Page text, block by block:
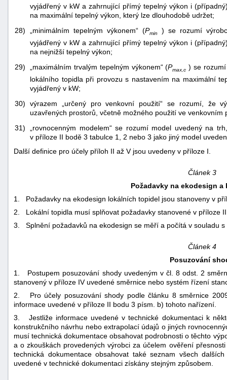
vyjádřený v kW a zahrnující přímý tepelný výkon i
na maximální tepelný výkon, který lze dlouhodobě udržet;
28)
„minimálním tepelným výkonem“ (Pmin
) se rozumí
vyjádřený v kW a zahrnující přímý tepelný výkon i
na nejnižší tepelný výkon;
29)
„maximálním trvalým tepelným výkonem“ (Pmax,c ) se
lokálního topidla při provozu s nastavením na maximální
vyjádřený v kW;
30)
výrazem „určený pro venkovní použití“ se rozumí, že
uzavřených prostorů, včetně možného použití ve venkovním
31)
„rovnocenným modelem“ se rozumí model uvedený na
v příloze II bodě 3 tabulce 1, 2 nebo 3 jako jiný model
Další definice pro účely příloh II až V jsou uvedeny v příloze I.
Článek 3
Požadavky na ekodesign a
1. Požadavky na ekodesign lokálních topidel jsou stanoveny v
2. Lokální topidla musí splňovat požadavky stanovené v příloze
3. Splnění požadavků na ekodesign se měří a počítá v souladu
Článek 4
Posuzování
1. Postupem posuzování shody uvedeným v čl. 8 odst. 2
stanovený v příloze IV uvedené směrnice nebo systém řízení
2. Pro účely posuzování shody podle článku 8 směrnice
informace uvedené v příloze II bodu 3 písm. b) tohoto nařízení.
3. Jestliže informace uvedené v technické dokumentaci k
konstrukčního návrhu nebo extrapolací údajů o jiných
musí technická dokumentace obsahovat podrobnosti o těchto
a o zkouškách provedených výrobci za účelem ověření
technická dokumentace obsahovat také seznam všech
uvedené v technické dokumentaci získány stejným způsobem.